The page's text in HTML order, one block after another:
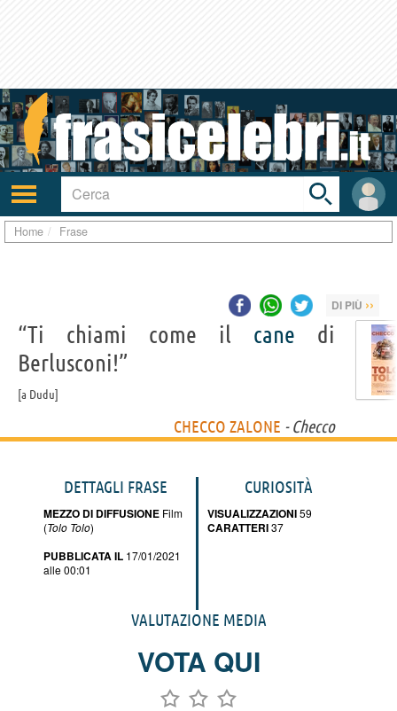
Attiva/disattiva
navigazione
User
area
Toggle
search
bar
Home Frase
DI PIÙ ››
“Ti chiami come il cane di
Berlusconi!”
a Dudu
CHECCO ZALONE - Checco
DETTAGLI FRASE
MEZZO DI DIFFUSIONE Film
(Tolo Tolo)
PUBBLICATA IL 17/01/2021
alle 00:01
CURIOSITÀ
VISUALIZZAZIONI59
CARATTERI37
VALUTAZIONE MEDIA
VOTA QUI